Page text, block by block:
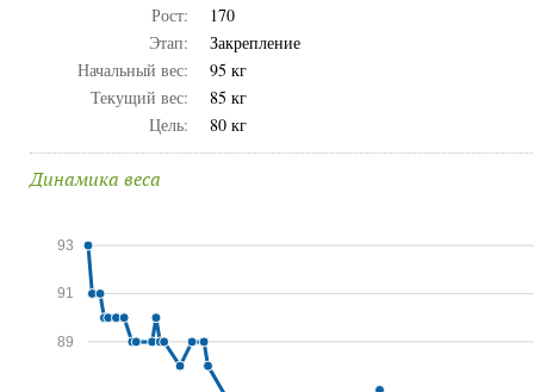
Рост:
170
Этап:
Закрепление
Начальный вес:
95 кг
Текущий вес:
85 кг
Цель:
80 кг
Динамика веса
89
91
93